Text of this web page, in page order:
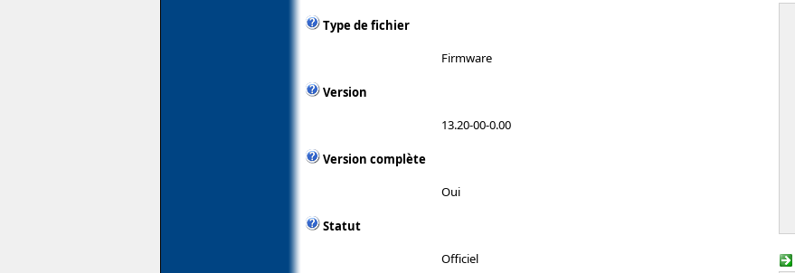
Type de fichier
Firmware
Version
13.20-00-0.00
Version complète
Oui
Statut
Officiel